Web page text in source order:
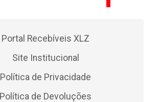
Portal Recebíveis XLZ
Site Institucional
Política de Privacidade
Política de Devoluções